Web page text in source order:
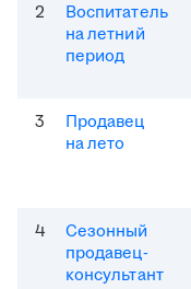
2
Воспитатель
на летний
период
3
Продавец
на лето
4
Сезонный
продавец-
консультант